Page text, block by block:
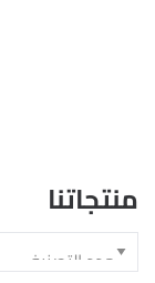
منتجاتنا